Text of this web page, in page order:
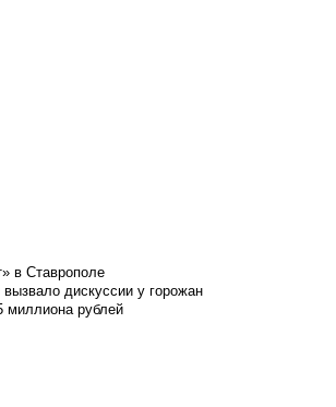
в Ставрополе
дискуссии у горожан
миллиона рублей